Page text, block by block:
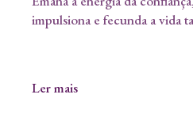
impulsiona e fecunda a vida
Ler mais